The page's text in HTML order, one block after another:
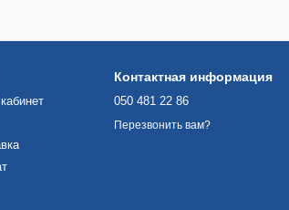
Контактная информация
050 481 22 86
Перезвонить вам?